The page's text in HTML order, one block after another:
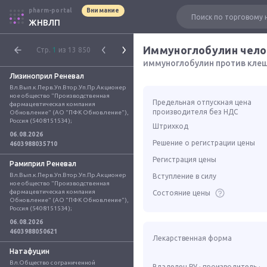
pharm-portal Внимание
ЖНВЛП
Стр. 1 из 13 850
Лизиноприл Реневал
Вл.Вып.к.Перв.Уп.Втор.Уп.Пр.Акционер
ное общество "Производственная
фармацевтическая компания
Обновление" (АО "ПФК Обновление"),
Россия (5408151534);
06.08.2026
4603988035710
Рамиприл Реневал
Вл.Вып.к.Перв.Уп.Втор.Уп.Пр.Акционер
ное общество "Производственная
фармацевтическая компания
Обновление" (АО "ПФК Обновление"),
Россия (5408151534);
06.08.2026
4603988050621
Натафуцин
Вл.Общество с ограниченной
иммуноглобулин против
Предельная отпускная цена
производителя без НДС
Штрихкод
Решение о регистрации цены
Регистрация цены
Вступление в силу
Состояние цены
Лекарственная форма